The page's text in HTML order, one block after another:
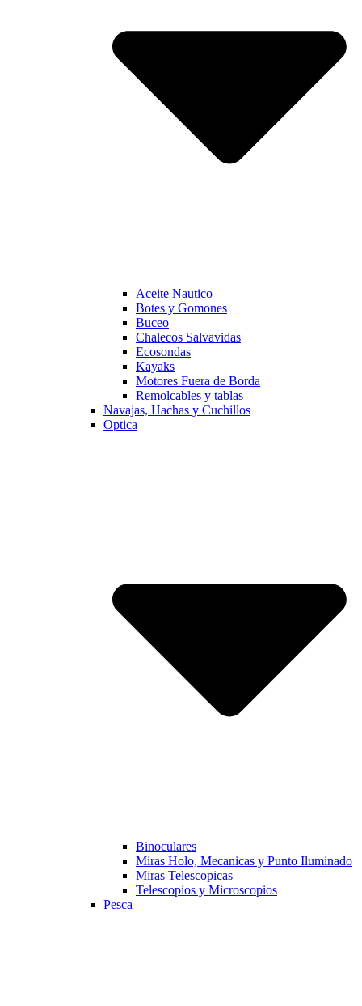
Aceite Nautico
Botes y Gomones
Buceo
Chalecos Salvavidas
Ecosondas
Kayaks
Motores Fuera de Borda
Remolcables y tablas
Navajas, Hachas y Cuchillos
Optica
Binoculares
Miras Holo, Mecanicas y Punto Iluminado
Miras Telescopicas
Telescopios y Microscopios
Pesca